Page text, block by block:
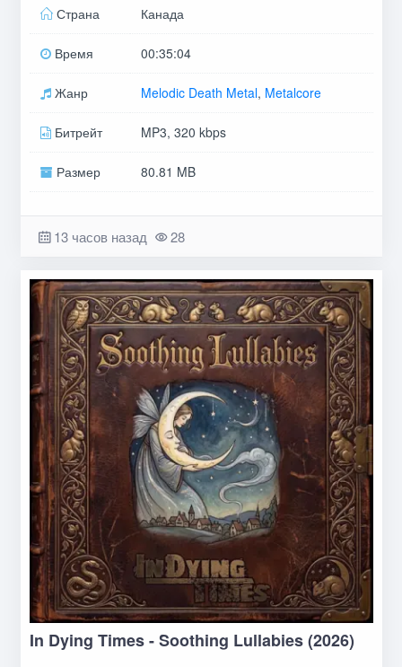
Страна Канада
Время 00:35:04
Жанр Melodic Death Metal, Metalcore
Битрейт MP3, 320 kbps
Размер 80.81 MB
13 часов назад 28
In Dying Times - Soothing Lullabies (2026)